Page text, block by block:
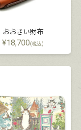
おおきい財布
¥18,700(税込)